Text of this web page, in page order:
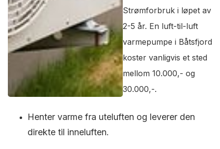
Strømforbruk i løpet av
2-5 år. En luft-til-luft
varmepumpe i Båtsfjord
koster vanligvis et sted
mellom 10.000,- og
30.000,-.
Henter varme fra uteluften og leverer den
direkte til inneluften.